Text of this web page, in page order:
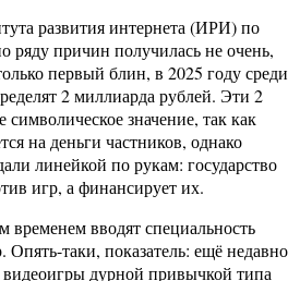
развития интернета (ИРИ) по
ряду причин получилась не очень,
первый блин, в 2025 году среди
2 миллиарда рублей. Эти 2
значение, так как
на деньги частников, однако
линейкой по рукам: государство
игр, а финансирует их.
временем вводят специальность
Опять-таки, показатель: ещё недавно
дурной привычкой типа